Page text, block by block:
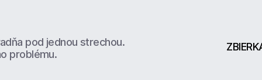
pod jednou strechou.
problému.